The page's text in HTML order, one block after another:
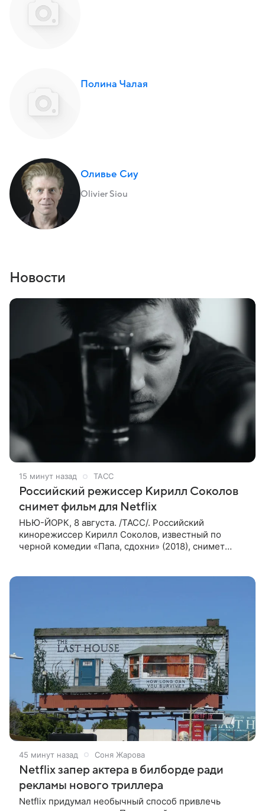
Полина Чалая
Оливье Сиу
Olivier Siou
Новости
15 минут назад ТАСС
Российский режиссер Кирилл Соколов
снимет фильм для Netflix
НЬЮ-ЙОРК, 8 августа. /ТАСС/. Российский
кинорежиссер Кирилл Соколов, известный по
черной комедии «Папа, сдохни» (2018), снимет
45 минут назад Соня Жарова
Netflix запер актера в билборде ради
рекламы нового триллера
Netflix придумал необычный способ привлечь